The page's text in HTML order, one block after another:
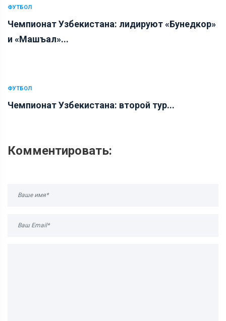
ФУТБОЛ
Чемпионат Узбекистана: лидируют «Бунедкор»
и «Машъал»...
ФУТБОЛ
Чемпионат Узбекистана: второй тур...
Комментировать: